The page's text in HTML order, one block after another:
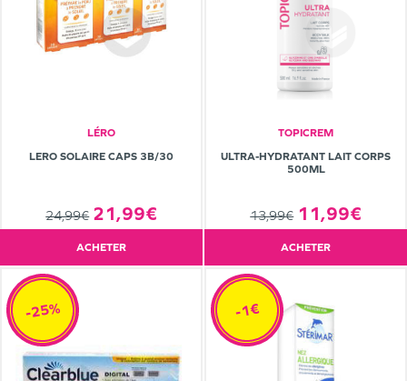
LÉRO
LERO SOLAIRE CAPS 3B/30
24,99€ 21,99€
ACHETER
TOPICREM
ULTRA-HYDRATANT LAIT CORPS
500ML
13,99€ 11,99€
ACHETER
-25% -1€